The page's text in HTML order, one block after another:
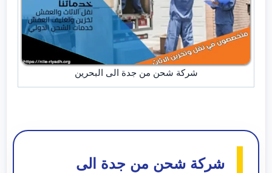
شركة شحن من جدة الى البحرين
شركة شحن من جدة الى